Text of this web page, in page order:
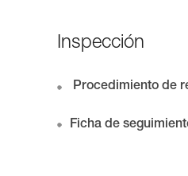
Inspección
Procedimiento de
Ficha de